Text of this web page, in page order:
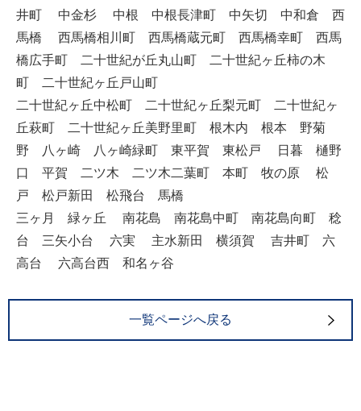
井町 中金杉 中根 中根長津町 中矢切 中和倉 西
馬橋 西馬橋相川町 西馬橋蔵元町 西馬橋幸町 西馬
橋広手町 二十世紀が丘丸山町 二十世紀ヶ丘柿の木
町 二十世紀ヶ丘戸山町
二十世紀ヶ丘中松町 二十世紀ヶ丘梨元町 二十世紀ヶ
丘萩町 二十世紀ヶ丘美野里町 根木内 根本 野菊
野 八ヶ崎 八ヶ崎緑町 東平賀 東松戸 日暮 樋野
口 平賀 二ツ木 二ツ木二葉町 本町 牧の原 松
戸 松戸新田 松飛台 馬橋
三ヶ月 緑ヶ丘 南花島 南花島中町 南花島向町 稔
台 三矢小台 六実 主水新田 横須賀 吉井町 六
高台 六高台西 和名ヶ谷
一覧ページへ戻る